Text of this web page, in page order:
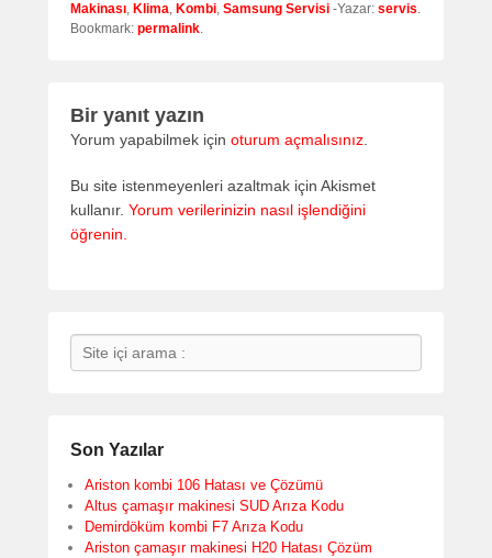
Makinası, Klima, Kombi, Samsung Servisi -Yazar: servis.
Bookmark: permalink.
Bir yanıt yazın
Yorum yapabilmek için oturum açmalısınız
Bu site istenmeyenleri azaltmak için Akismet
kullanır. Yorum verilerinizin nasıl işlendiğini
öğrenin.
Search
Son Yazılar
Ariston kombi 106 Hatası ve Çözümü
Altus çamaşır makinesi SUD Arıza Kodu
Demirdöküm kombi F7 Arıza Kodu
Ariston çamaşır makinesi H20 Hatası Çözüm